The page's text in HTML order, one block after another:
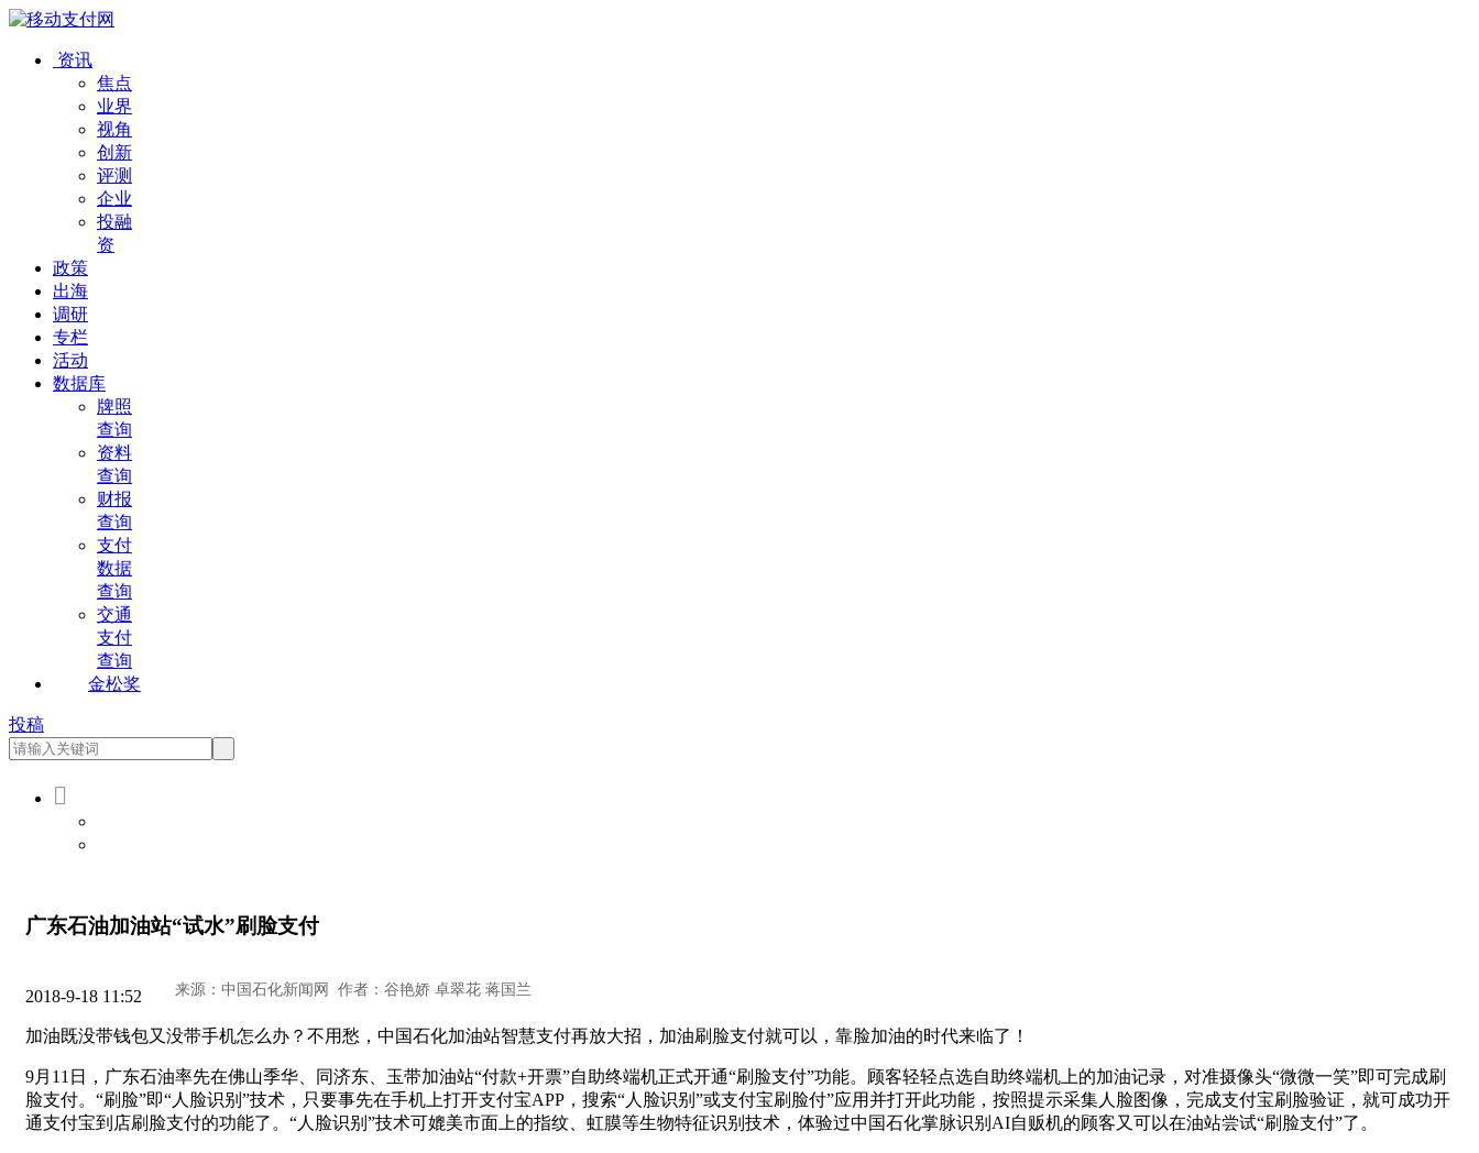
资讯
焦点
业界
视角
创新
评测
企业
投融
资
政策
出海
调研
专栏
活动
数据库
牌照
查询
资料
查询
财报
查询
支付
数据
查询
交通
支付
查询
金松奖
投稿

广东石油加油站“试水”刷脸支付
2018-9-18 11:52
加油既没带钱包又没带手机怎么办？不用愁，中国石化加油站智慧支付再放大招，加油刷脸支付就可以，靠脸加油的时代来临了！
9月11日，广东石油率先在佛山季华、同济东、玉带加油站“付款+开票”自助终端机正式开通“刷脸支付”功能。顾客轻轻点选自助终端机上的加油记录，对准摄像头“微微一笑”即可完成刷
脸支付。“刷脸”即“人脸识别”技术，只要事先在手机上打开支付宝APP，搜索“人脸识别”或支付宝刷脸付”应用并打开此功能，按照提示采集人脸图像，完成支付宝刷脸验证，就可成功开
通支付宝到店刷脸支付的功能了。“人脸识别”技术可媲美市面上的指纹、虹膜等生物特征识别技术，体验过中国石化掌脉识别AI自贩机的顾客又可以在油站尝试“刷脸支付”了。